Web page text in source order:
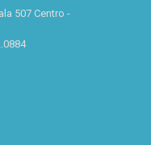
507 Centro -